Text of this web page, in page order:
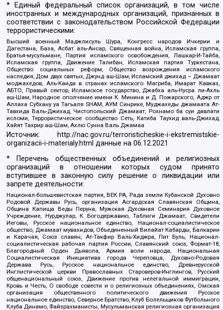
* Единый федеральный список организаций, в том числе
иностранных и международных организаций, признанных в
соответствии с законодательством Российской Федерации
террористическими:
Высший военный Маджлисуль Шура, Конгресс народов Ичкерии и
Дагестана, База, Асбат аль-Ансар, Священная война, Исламская группа,
Братья-мусульмане, Партия исламского освобождения, Лашкар-И-Тайба,
Исламская группа, Движение Талибан, Исламская партия Туркестана,
Общество социальных реформ, Общество возрождения исламского
наследия, Дом двух святых, Джунд аш-Шам, Исламский джихад – Джамаат
моджахедов, Аль-Каида в странах исламского Магриба, Имарат Кавказ,
АБТО, Правый сектор, Исламское государство, Джабха аль-Нусра ли-Ахль
аш-Шам, Народное ополчение имени К. Минина и Д. Пожарского, Аджр от
Аллаха Субхану уа Тагьаля SHAM, АУМ Синрике, Муджахеды джамаата Ат-
Тавхида Валь-Джихад, Чистопольский Джамаат, Рохнамо ба суи давлати
исломи, Террористическое сообщество Сеть, Катиба Таухид валь-Джихад,
Хайят Тахрир аш-Шам, Ахлю Сунна Валь Джамаа
Источник:
http://nac.gov.ru/terroristicheskie-i-ekstremistskie-
organizacii-i-materialy.html данные на06.12.2021
* Перечень общественных объединений и религиозных
организаций в отношении которых судом принято
вступившее в законную силу решение о ликвидации или
запрете деятельности:
Национал-большевистская партия, ВЕК РА, Рада земли Кубанской Духовно
Родовой Державы Русь, организация Асгардская Славянская Община,
Община Капища Веды Перуна, Мужская Духовная Семинария Духовное
Учреждение, Нурджулар, К Богодержавию, Таблиги Джамаат, Свидетели
Иеговы, Русское национальное единство, Национал-социалистическое
общество, Джамаат мувахидов, Объединенный Вилайат Кабарды, Балкарии
и Карачая, Союз славян, Ат-Такфир Валь-Хиджра, Пит Буль, Национал-
социалистическая рабочая партия России, Славянский союз, Формат-18,
Благородный Орден Дьявола, Армия воли народа, Национальная
Социалистическая Инициатива города Череповца, Духовно-Родовая
Держава Русь, Русское национальное единство, Древнерусской
Инглистической церкви Православных Староверов-Инглингов, Русский
общенациональный союз, Движение против нелегальной иммиграции,
Кровь и Честь, О свободе совести и о религиозных объединениях, Омская
организация общественного политического движения Русское
национальное единство, Северное Братство, Клуб Болельщиков Футбольного
Клуба Динамо, Файзрахманисты, Мусульманская религиозная организация